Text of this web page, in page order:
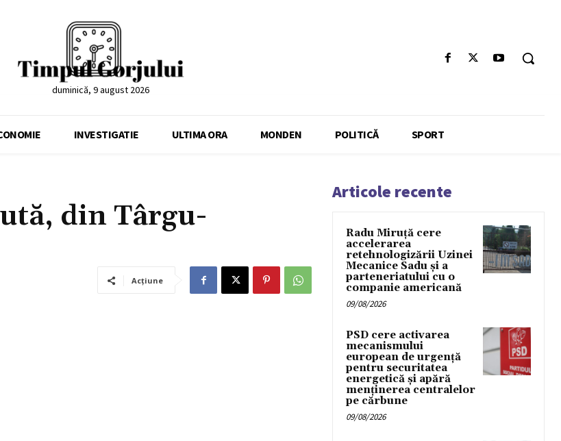
duminică, 9 august 2026
INVESTIGATIE ULTIMA ORA MONDEN POLITICĂ SPORT
din Târgu-
Acțiune
Articole recente
Radu Miruță cere
accelerarea
retehnologizării Uzinei
Mecanice Sadu și a
parteneriatului cu o
companie americană
09/08/2026
PSD cere activarea
mecanismului
european de urgență
pentru securitatea
energetică și apără
menținerea centralelor
pe cărbune
09/08/2026